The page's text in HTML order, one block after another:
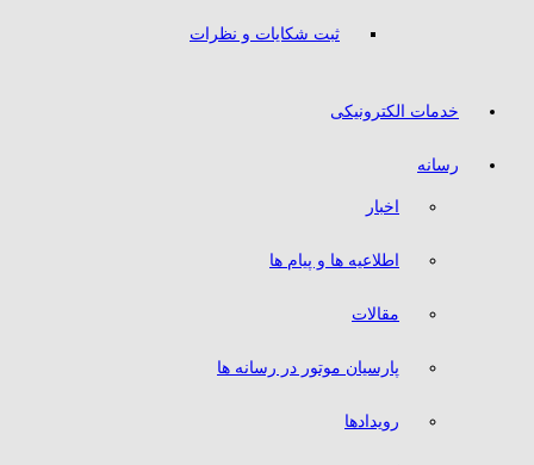
ثبت شکایات و نظرات
خدمات الکترونیکی
رسانه
اخبار
اطلاعیه ها و پیام ها
مقالات
پارسیان موتور در رسانه ها
رویدادها